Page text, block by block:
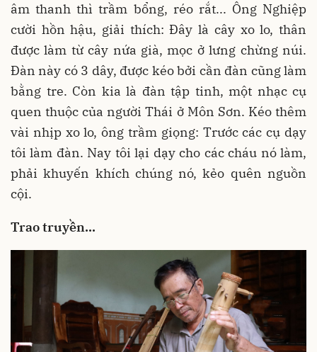
âm thanh thì trầm bổng, réo rắt... Ông Nghiệp
cười hồn hậu, giải thích: Đây là cây xo lo, thân
được làm từ cây nứa già, mọc ở lưng chừng núi.
Đàn này có 3 dây, được kéo bởi cần đàn cũng làm
bằng tre. Còn kia là đàn tập tinh, một nhạc cụ
quen thuộc của người Thái ở Môn Sơn. Kéo thêm
vài nhịp xo lo, ông trầm giọng: Trước các cụ dạy
tôi làm đàn. Nay tôi lại dạy cho các cháu nó làm,
phải khuyến khích chúng nó, kẻo quên nguồn
cội.
Trao truyền...